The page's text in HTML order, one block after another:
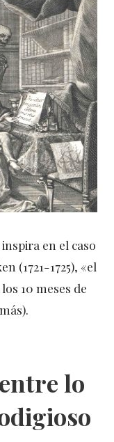
en el caso
(1721-1725), «el
10 meses de
lo